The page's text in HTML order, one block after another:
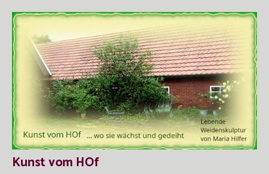
Inhalt
springen
Kunst vom HOf